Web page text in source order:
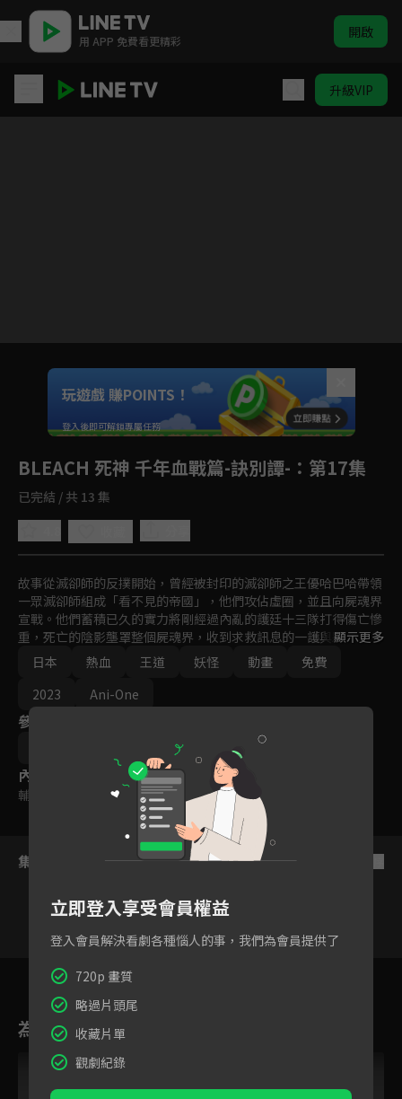
用 APP 免費看更精彩 開啟
升級VIP
Unmute
如有不便請見諒
玩遊戲 賺POINTS！
登入後即可解鎖專屬任務
BLEACH 死神 千年血戰篇-訣別譚- ：第17集
已完結 / 共 13 集
故事從滅卻師的反撲開始，曾經被封印的滅卻師之王優哈巴哈帶領
一眾滅卻師組成「看不見的帝國」，他們攻佔虛圈，並且向屍魂界
宣戰。他們蓄積已久的實力將剛經過內亂的護廷十三隊打得傷亡慘
重，死亡的陰影壟罩整個屍魂界，收到求救訊息的一護與夥伴們無
懼地踏上征途，背負著所有人的期望，一護將與滅卻師們展開決
戰。
顯示更多
日本
熱血 王道 妖怪 動畫
免費
2023
Ani-One
參與演員
內容標籤
輔導十五歲級
集數列表
15 16
為您推薦
立即登入享受會員權益
登入會員解決看劇各種惱人的事，我們為會員提供了
720p 畫質
略過片頭尾
收藏片單
觀劇紀錄